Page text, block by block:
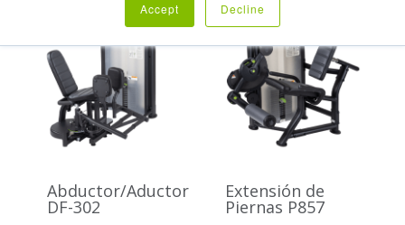
Accept Decline
Abductor/Aductor
DF-302
Extensión de
Piernas P857